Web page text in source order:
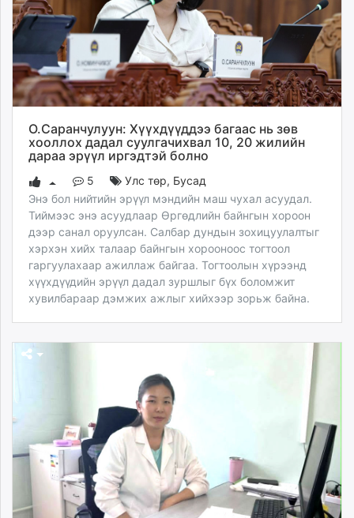
О.Саранчулуун: Хүүхдүүддээ багаас нь зөв
хооллох дадал суулгачихвал 10, 20 жилийн
дараа эрүүл иргэдтэй болно
5 Улс төр, Бусад
Энэ бол нийтийн эрүүл мэндийн маш чухал асуудал.
Тиймээс энэ асуудлаар Өргөдлийн байнгын хороон
дээр санал оруулсан. Салбар дундын зохицуулалтыг
хэрхэн хийх талаар байнгын хорооноос тогтоол
гаргуулахаар ажиллаж байгаа. Тогтоолын хүрээнд
хүүхдүүдийн эрүүл дадал зуршлыг бүх боломжит
хувилбараар дэмжих ажлыг хийхээр зорьж байна.